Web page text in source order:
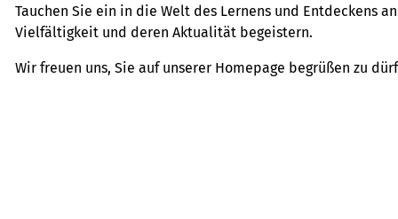
Tauchen Sie ein in die Welt des Lernens und Entdeckens
Vielfältigkeit und deren Aktualität begeistern.
Wir freuen uns, Sie auf unserer Homepage begrüßen zu